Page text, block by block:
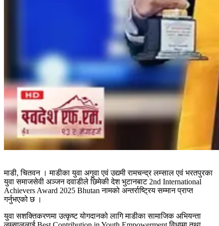
माडी, चितवन । माडीका युवा अगुवा एवं उद्यमी रामचन्द्र लम्साल एवं भरतपुरका
युवा समाजसेवी अञ्जन दवाडीले छिमेकी देश भुटानबाट 2nd International
Achievers Award 2025 Bhutan नामको अन्तर्राष्ट्रिय सम्मान प्राप्त
गर्नुभएको छ ।
युवा सशक्तिकरणमा उत्कृष्ट योगदानको लागि माडीका सामाजिक अभियन्ता